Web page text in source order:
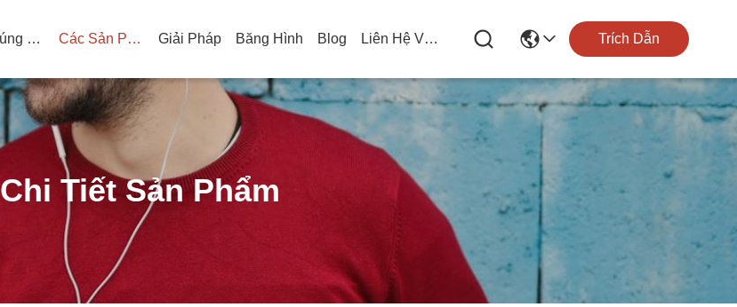
Về Chúng Tôi Các Sản Phẩm Giải Pháp Băng Hình Blog Liên Hệ Với Chúng Tôi Trích Dẫn
Chi Tiết Sản Phẩm